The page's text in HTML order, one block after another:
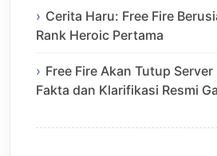
Cerita Haru: Free Fire
Rank Heroic Pertama
Free Fire Akan Tutup
Fakta dan Klarifikasi Resmi